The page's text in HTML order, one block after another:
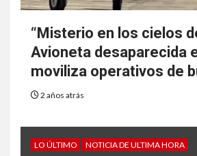
“Misterio en los cielos
Avioneta desaparecida
moviliza operativos de
2 años atrás
LO ÚLTIMO NOTICIA DE ULTIMA HORA